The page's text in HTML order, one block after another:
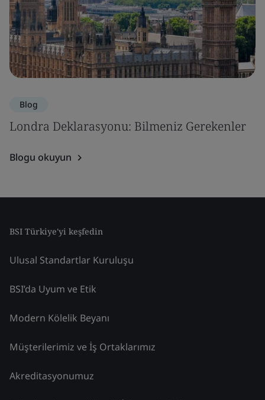
Blog
Londra Deklarasyonu: Bilmeniz Gerekenler
Blogu okuyun
BSI Türkiye'yi keşfedin
Ulusal Standartlar Kuruluşu
BSI’da Uyum ve Etik
Modern Kölelik Beyanı
Müşterilerimiz ve İş Ortaklarımız
Akreditasyonumuz